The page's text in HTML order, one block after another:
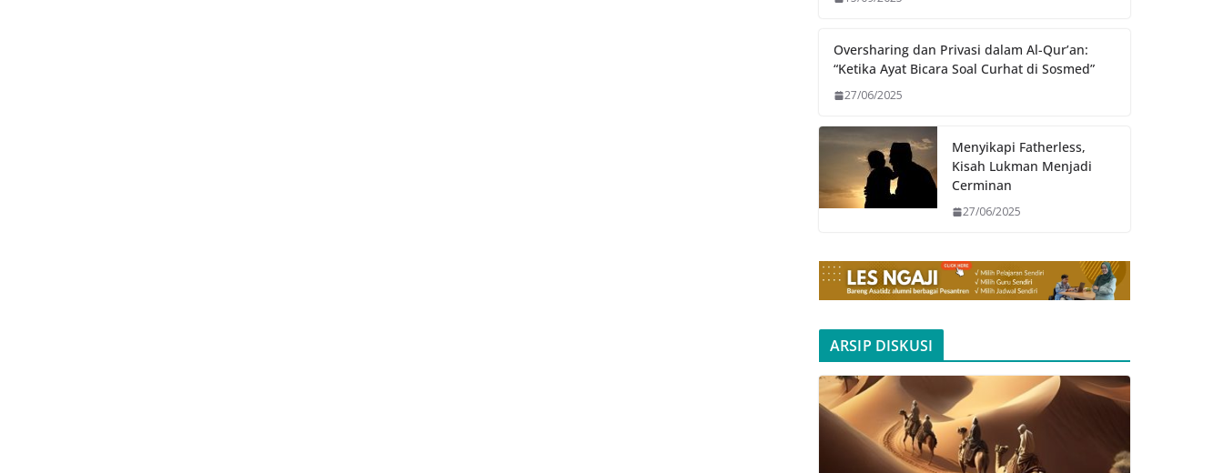
Oversharing dan Privasi dalam Al-Qur’an:
“Ketika Ayat Bicara Soal Curhat di Sosmed”
27/06/2025
Menyikapi Fatherless,
Kisah Lukman Menjadi
Cerminan
27/06/2025
ARSIP DISKUSI